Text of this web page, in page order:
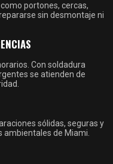
portones, cercas,
sin desmontaje ni
Con soldadura
se atienden de
sólidas, seguras y
ambientales de Miami.